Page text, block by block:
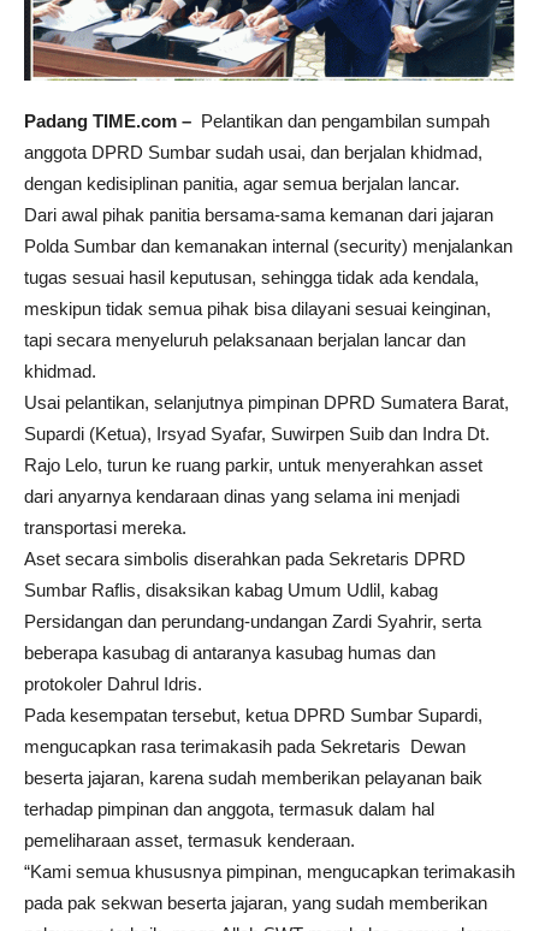
Padang TIME.com – Pelantikan dan pengambilan sumpah
anggota DPRD Sumbar sudah usai, dan berjalan khidmad,
dengan kedisiplinan panitia, agar semua berjalan lancar.
Dari awal pihak panitia bersama-sama kemanan dari jajaran
Polda Sumbar dan kemanakan internal (security) menjalankan
tugas sesuai hasil keputusan, sehingga tidak ada kendala,
meskipun tidak semua pihak bisa dilayani sesuai keinginan,
tapi secara menyeluruh pelaksanaan berjalan lancar dan
khidmad.
Usai pelantikan, selanjutnya pimpinan DPRD Sumatera Barat,
Supardi (Ketua), Irsyad Syafar, Suwirpen Suib dan Indra Dt.
Rajo Lelo, turun ke ruang parkir, untuk menyerahkan asset
dari anyarnya kendaraan dinas yang selama ini menjadi
transportasi mereka.
Aset secara simbolis diserahkan pada Sekretaris DPRD
Sumbar Raflis, disaksikan kabag Umum Udlil, kabag
Persidangan dan perundang-undangan Zardi Syahrir, serta
beberapa kasubag di antaranya kasubag humas dan
protokoler Dahrul Idris.
Pada kesempatan tersebut, ketua DPRD Sumbar Supardi,
mengucapkan rasa terimakasih pada Sekretaris Dewan
beserta jajaran, karena sudah memberikan pelayanan baik
terhadap pimpinan dan anggota, termasuk dalam hal
pemeliharaan asset, termasuk kenderaan.
“Kami semua khususnya pimpinan, mengucapkan terimakasih
pada pak sekwan beserta jajaran, yang sudah memberikan